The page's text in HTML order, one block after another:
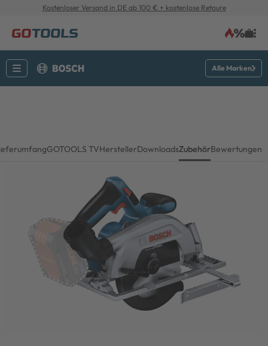
Kostenloser Versand in DE ab 100 € + kostenlose Retoure
Alle Marken
GOTOOLS TVHerstellerDownloadsZubehörBewertungen